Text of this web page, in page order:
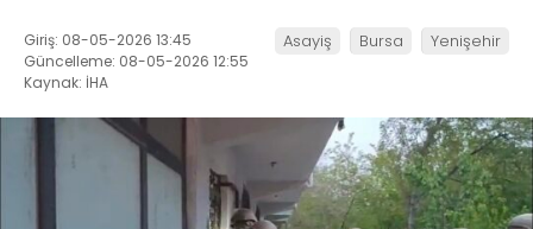
Giriş: 08-05-2026 13:45
Güncelleme: 08-05-2026 12:55
Kaynak: İHA
Asayiş Bursa Yenişehir